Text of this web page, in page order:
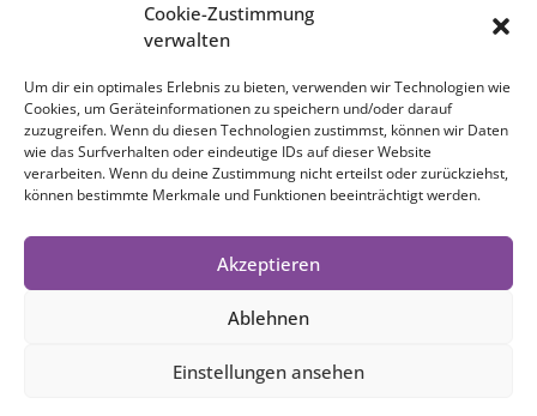
Cookie-Zustimmung
verwalten
Um dir ein optimales Erlebnis zu bieten, verwenden wir Technologien wie
Cookies, um Geräteinformationen zu speichern und/oder darauf
zuzugreifen. Wenn du diesen Technologien zustimmst, können wir Daten
wie das Surfverhalten oder eindeutige IDs auf dieser Website
verarbeiten. Wenn du deine Zustimmung nicht erteilst oder zurückziehst,
können bestimmte Merkmale und Funktionen beeinträchtigt werden.
Akzeptieren
Ablehnen
Einstellungen ansehen
eine Initiative von: